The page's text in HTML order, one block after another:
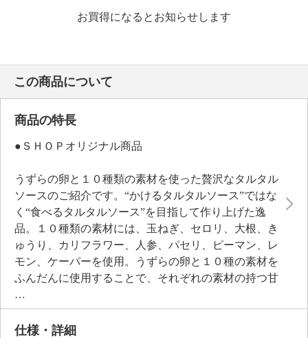
お買得になるとお知らせします
この商品について
商品の特長
●ＳＨＯＰオリジナル商品
うずらの卵と１０種類の素材を使った贅沢なタルタル
ソースのご紹介です。“かけるタルタルソース”ではな
く“食べるタルタルソース”を目指して作り上げた逸
品。１０種類の素材には、玉ねぎ、セロリ、大根、き
ゅうり、カリフラワー、人参、パセリ、ピーマン、レ
モン、ケーパーを使用。うずらの卵と１０種の素材を
ふんだんに使用することで、それぞれの素材の持つ甘
み、旨みが合わさり、味に深みを出しています。ま
た、あえてうずらの卵を使用することで、濃厚な味わ
いに。具材は仕込み時に全体の４５％が具材の、具だ
仕様・詳細